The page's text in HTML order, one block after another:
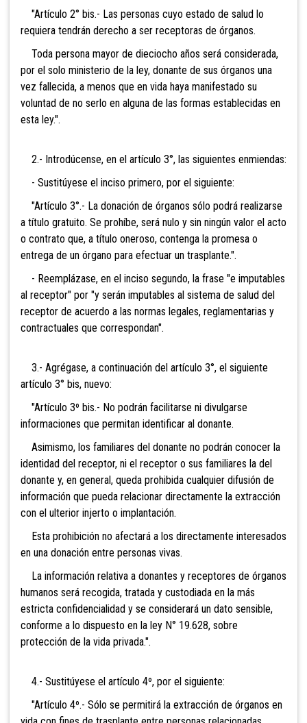
"Artículo 2° bis.- Las personas cuyo estado de salud lo
requiera tendrán derecho a ser receptoras de órganos.
Toda persona mayor de dieciocho años será considerada,
por el solo ministerio de la ley, donante de sus órganos una
vez fallecida, a menos que en vida haya manifestado su
voluntad de no serlo en alguna de las formas establecidas en
esta ley.".
2.- Introdúcense, en el artículo 3°, las siguientes enmiendas:
- Sustitúyese el inciso primero, por el siguiente:
"Artículo 3°.- La donación de órganos sólo podrá realizarse
a título gratuito. Se prohíbe, será nulo y sin ningún valor el acto
o contrato que, a título oneroso, contenga la promesa o
entrega de un órgano para efectuar un trasplante.".
- Reemplázase, en el inciso segundo, la frase "e imputables
al receptor" por "y serán imputables al sistema de salud del
receptor de acuerdo a las normas legales, reglamentarias y
contractuales que correspondan".
3.- Agrégase, a continuación del artículo 3°, el siguiente
artículo 3° bis, nuevo:
"Artículo 3º bis.- No podrán facilitarse ni divulgarse
informaciones que permitan identificar al donante.
Asimismo, los familiares del donante no podrán conocer la
identidad del receptor, ni el receptor o sus familiares la del
donante y, en general, queda prohibida cualquier difusión de
información que pueda relacionar directamente la extracción
con el ulterior injerto o implantación.
Esta prohibición no afectará a los directamente interesados
en una donación entre personas vivas.
La información relativa a donantes y receptores de órganos
humanos será recogida, tratada y custodiada en la más
estricta confidencialidad y se considerará un dato sensible,
conforme a lo dispuesto en la ley N° 19.628, sobre
protección de la vida privada.".
4.- Sustitúyese el artículo 4º, por el siguiente:
"Artículo 4º.- Sólo se permitirá la extracción de órganos en